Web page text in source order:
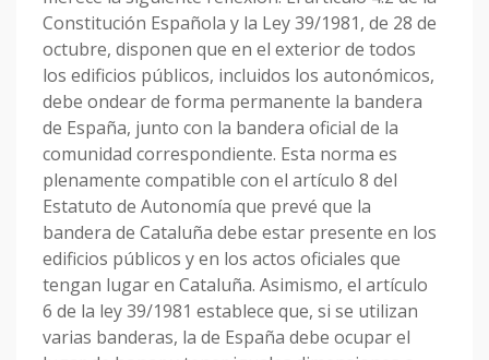
Constitución Española y la Ley 39/1981, de 28 de
octubre, disponen que en el exterior de todos
los edificios públicos, incluidos los autonómicos,
debe ondear de forma permanente la bandera
de España, junto con la bandera oficial de la
comunidad correspondiente. Esta norma es
plenamente compatible con el artículo 8 del
Estatuto de Autonomía que prevé que la
bandera de Cataluña debe estar presente en los
edificios públicos y en los actos oficiales que
tengan lugar en Cataluña. Asimismo, el artículo
6 de la ley 39/1981 establece que, si se utilizan
varias banderas, la de España debe ocupar el